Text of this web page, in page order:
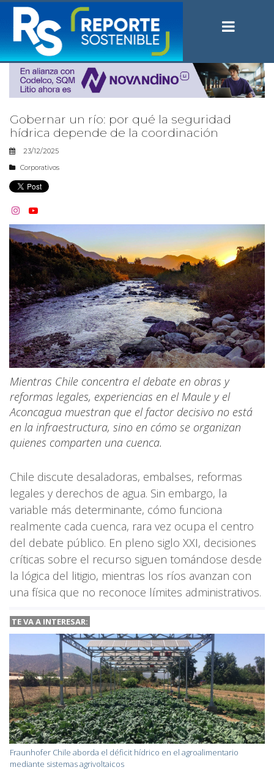
Gobernar un río: por qué la seguridad
hídrica depende de la coordinación
23/12/2025
Corporativos
 
Mientras Chile concentra el debate en obras y
reformas legales, experiencias en el Maule y el
Aconcagua muestran que el factor decisivo no está
en la infraestructura, sino en cómo se organizan
quienes comparten una cuenca.
Chile discute desaladoras, embalses, reformas
legales y derechos de agua. Sin embargo, la
variable más determinante, cómo funciona
realmente cada cuenca, rara vez ocupa el centro
del debate público. En pleno siglo XXI, decisiones
críticas sobre el recurso siguen tomándose desde
la lógica del litigio, mientras los ríos avanzan con
una física que no reconoce límites administrativos.
TE VA A INTERESAR:
Fraunhofer Chile aborda el déficit hídrico en el agroalimentario
mediante sistemas agrivoltaicos